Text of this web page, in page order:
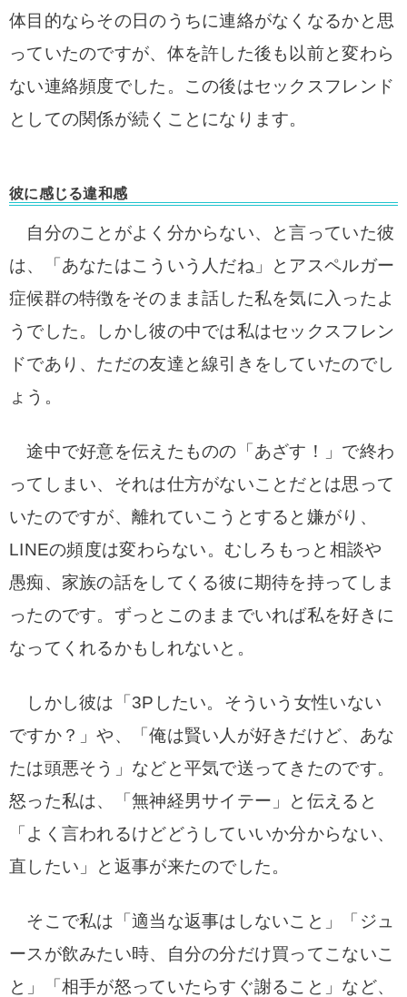
体目的ならその日のうちに連絡がなくなるかと思
っていたのですが、体を許した後も以前と変わら
ない連絡頻度でした。この後はセックスフレンド
としての関係が続くことになります。
彼に感じる違和感
自分のことがよく分からない、と言っていた彼
は、「あなたはこういう人だね」とアスペルガー
症候群の特徴をそのまま話した私を気に入ったよ
うでした。しかし彼の中では私はセックスフレン
ドであり、ただの友達と線引きをしていたのでし
ょう。
途中で好意を伝えたものの「あざす！」で終わ
ってしまい、それは仕方がないことだとは思って
いたのですが、離れていこうとすると嫌がり、
LINEの頻度は変わらない。むしろもっと相談や
愚痴、家族の話をしてくる彼に期待を持ってしま
ったのです。ずっとこのままでいれば私を好きに
なってくれるかもしれないと。
しかし彼は「3Pしたい。そういう女性いない
ですか？」や、「俺は賢い人が好きだけど、あな
たは頭悪そう」などと平気で送ってきたのです。
怒った私は、「無神経男サイテー」と伝えると
「よく言われるけどどうしていいか分からない、
直したい」と返事が来たのでした。
そこで私は「適当な返事はしないこと」「ジュ
ースが飲みたい時、自分の分だけ買ってこないこ
と」「相手が怒っていたらすぐ謝ること」など、